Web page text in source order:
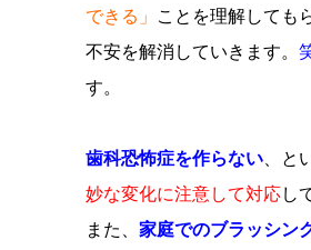
できる」 ことを理解しても
不安を解消していきます。
す。
歯科恐怖症を作らない、と
妙な変化に注意して対応し
また、 家庭でのブラッシン